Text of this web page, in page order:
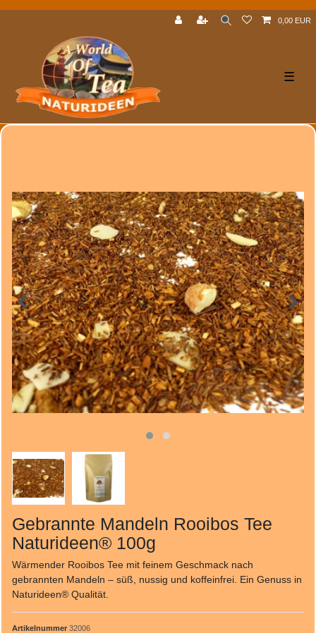
0,00 EUR
☰
Gebrannte Mandeln Rooibos Tee
Naturideen® 100g
Wärmender Rooibos Tee mit feinem Geschmack nach
gebrannten Mandeln – süß, nussig und koffeinfrei. Ein Genuss in
Naturideen® Qualität.
Artikelnummer 32006